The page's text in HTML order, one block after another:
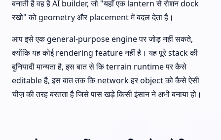
बनाती है वह है AI builder, जो "यहाँ एक lantern से रोशन dock
रखो" को geometry और placement में बदल देता है।
आप इसे एक general-purpose engine पर जोड़ नहीं सकते,
क्योंकि यह कोई rendering feature नहीं है। यह पूरे stack की
बुनियादी मान्यता है, इस बात से कि terrain runtime पर कैसे
editable है, इस बात तक कि network हर object को कैसे ऐसी
चीज़ की तरह बरतता है जिसे पास खड़े किसी इंसान ने अभी बनाया हो।